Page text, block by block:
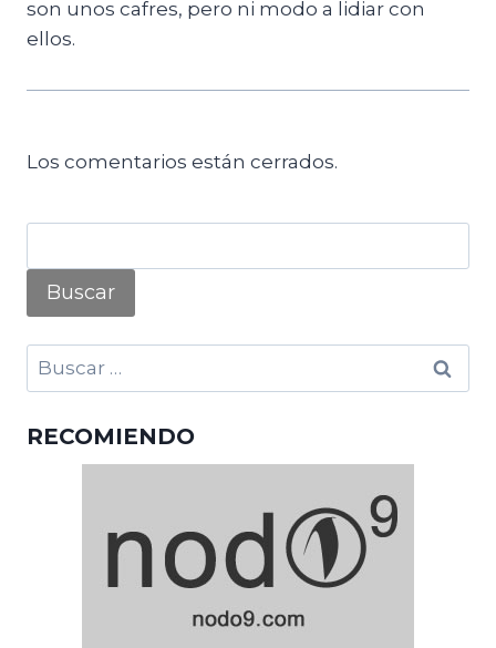
son unos cafres, pero ni modo a lidiar con
ellos.
Los comentarios están cerrados.
Buscar:
RECOMIENDO